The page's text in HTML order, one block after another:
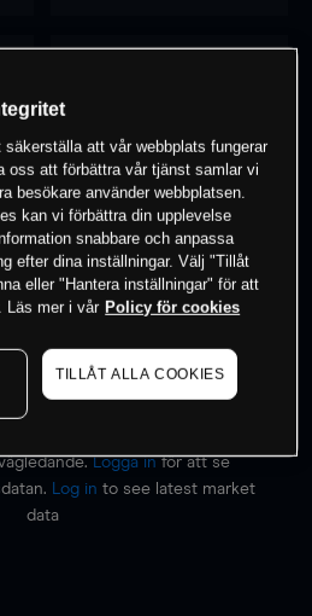
har en position i detta
handla
Logga inför att se
Log in to see latest market
data
att vår webbplats fungerar
oss att förbättra vår tjänst samlar vi
besökare använder webbplatsen.
kan vi förbättra din upplevelse
snabbare och anpassa
efter dina inställningar. Välj "Tillåt
eller "Hantera inställningar" för att
Läs mer i vår Policy för cookies
TILLÅT ALLA COOKIES